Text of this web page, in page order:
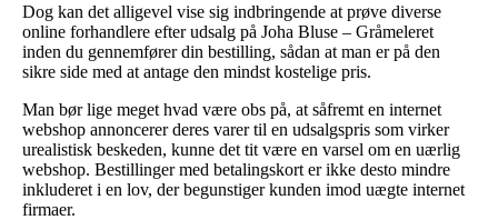
Dog kan det alligevel vise sig indbringende at prøve diverse
online forhandlere efter udsalg på Joha Bluse – Gråmeleret
inden du gennemfører din bestilling, sådan at man er på den
sikre side med at antage den mindst kostelige pris.
Man bør lige meget hvad være obs på, at såfremt en internet
webshop annoncerer deres varer til en udsalgspris som virker
urealistisk beskeden, kunne det tit være en varsel om en uærlig
webshop. Bestillinger med betalingskort er ikke desto mindre
inkluderet i en lov, der begunstiger kunden imod uægte internet
firmaer.